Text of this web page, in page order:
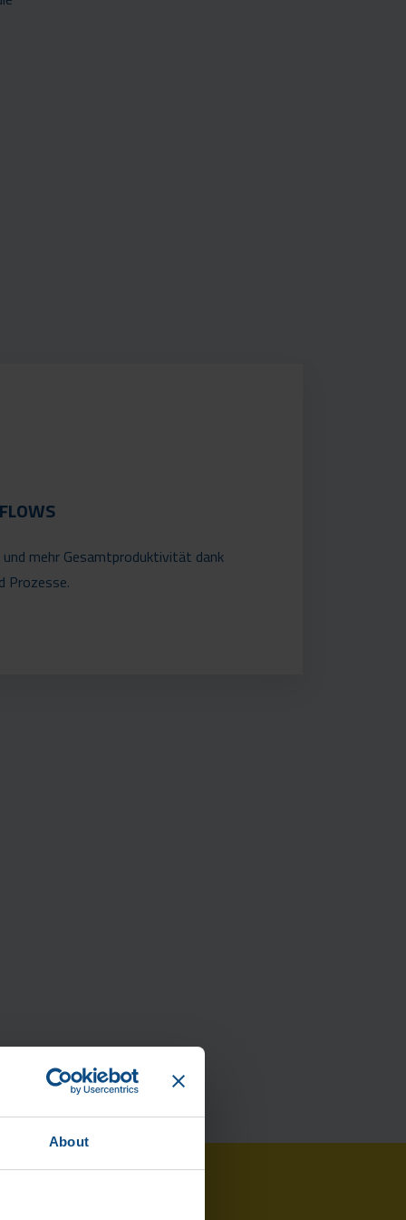
About
mehr Gesamtproduktivität dank
Prozesse.